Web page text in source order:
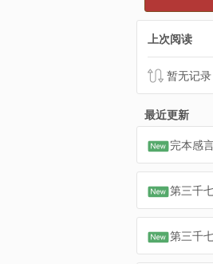
上次阅读
暂无记录
最近更新
完本感
第三千
第三千